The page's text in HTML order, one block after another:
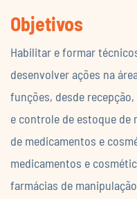
Objetivos
Habilitar e formar
desenvolver ações na
funções, desde
e controle de estoque de
de medicamentos e
medicamentos e
farmácias de